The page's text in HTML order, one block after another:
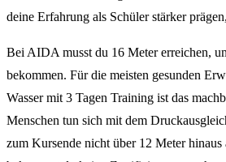
deine Erfahrung als Schüler stärker
Bei AIDA musst du 16 Meter erreichen,
bekommen. Für die meisten gesunden
Wasser mit 3 Tagen Training ist das
Menschen tun sich mit dem
zum Kursende nicht über 12 Meter hinaus